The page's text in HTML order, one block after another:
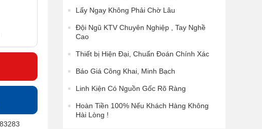
Lấy Ngay Không Phải Chờ Lâu
Đội Ngũ KTV Chuyên Nghiệp , Tay Nghề
Cao
Thiết bị Hiện Đại, Chuẩn Đoán Chính Xác
Báo Giá Công Khai, Minh Bạch
Linh Kiện Có Nguồn Gốc Rõ Ràng
Hoàn Tiền 100% Nếu Khách Hàng Không
Hài Lòng !